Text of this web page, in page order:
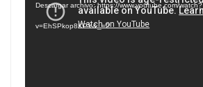
vídeo
Descargar archivo: https://www.youtube.com/watch?
v=EhSPkop8KPY&_=2